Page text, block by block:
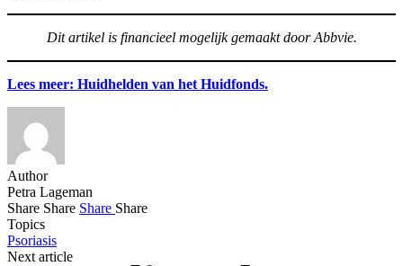
Dit artikel is financieel mogelijk gemaakt door Abbvie.
Lees meer: Huidhelden van het Huidfonds.
Author
Petra Lageman
Share Share Share Share
Topics
Psoriasis
Next article